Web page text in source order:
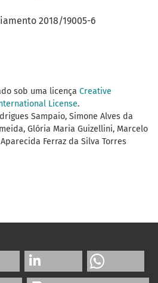
2018/19005-6
sob uma licença Creative
License.
Sampaio, Simone Alves da
Glória Maria Guizellini, Marcelo
Ferraz da Silva Torres